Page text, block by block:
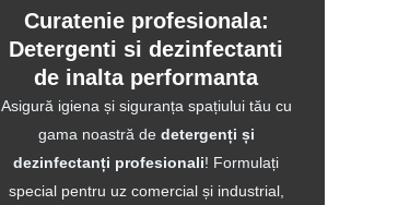
Curatenie profesionala:
Detergenti si dezinfectanti
de inalta performanta
Asigură igiena și siguranța spațiului tău cu
gama noastră de detergenți și
dezinfectanți profesionali! Formulați
special pentru uz comercial și industrial,